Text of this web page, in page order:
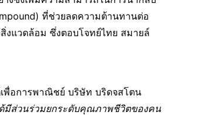
ที่ช่วยลดความต้านทานต่อ
งแวดล้อม ซึ่งตอบโจทย์ไทย สมายล์
พื่อการพาณิชย์ บริษัท บริดจสโตน
มีส่วนร่วมยกระดับคุณภาพชีวิตของคน